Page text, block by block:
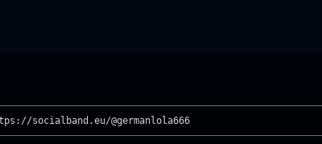
socialband.eu/@germanlola666